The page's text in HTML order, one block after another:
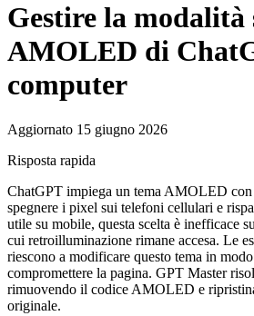
Gestire la modalità
AMOLED di
computer
Aggiornato 15 giugno 2026
Risposta rapida
ChatGPT impiega un tema AMOLED con
spegnere i pixel sui telefoni cellulari e
utile su mobile, questa scelta è inefficace
cui retroilluminazione rimane accesa. Le
riescono a modificare questo tema in
compromettere la pagina. GPT Master
rimuovendo il codice AMOLED e
originale.